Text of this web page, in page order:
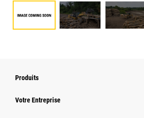
Produits
Votre Entreprise